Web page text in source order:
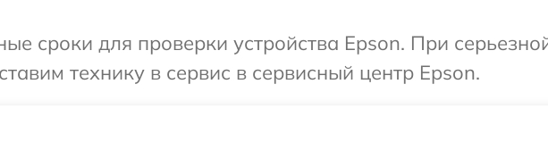
сроки для проверки устройства Epson. При
технику в сервис в сервисный центр Epson.